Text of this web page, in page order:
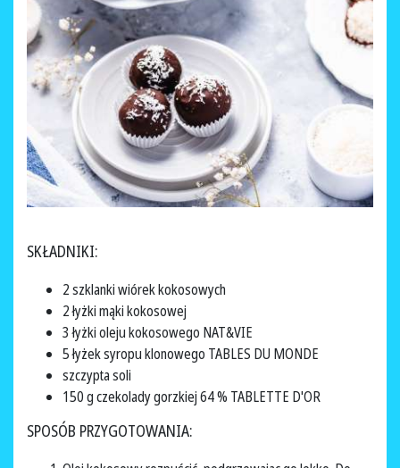
SKŁADNIKI:
2 szklanki wiórek kokosowych
2 łyżki mąki kokosowej
3 łyżki oleju kokosowego NAT&VIE
5 łyżek syropu klonowego TABLES DU MONDE
szczypta soli
150 g czekolady gorzkiej 64 % TABLETTE D'OR
SPOSÓB PRZYGOTOWANIA: